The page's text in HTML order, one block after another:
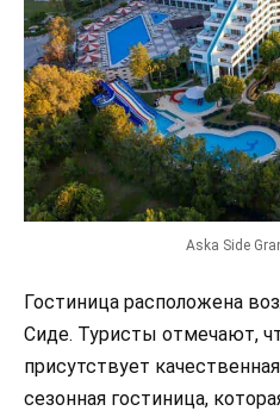
Aska Side
Гостиница расположена
Сиде. Туристы отмечают,
присутствует
сезонная гостиница,